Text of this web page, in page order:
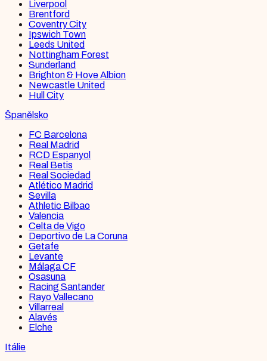
Liverpool
Brentford
Coventry City
Ipswich Town
Leeds United
Nottingham Forest
Sunderland
Brighton & Hove Albion
Newcastle United
Hull City
Španělsko
FC Barcelona
Real Madrid
RCD Espanyol
Real Betis
Real Sociedad
Atlético Madrid
Sevilla
Athletic Bilbao
Valencia
Celta de Vigo
Deportivo de La Coruna
Getafe
Levante
Málaga CF
Osasuna
Racing Santander
Rayo Vallecano
Villarreal
Alavés
Elche
Itálie